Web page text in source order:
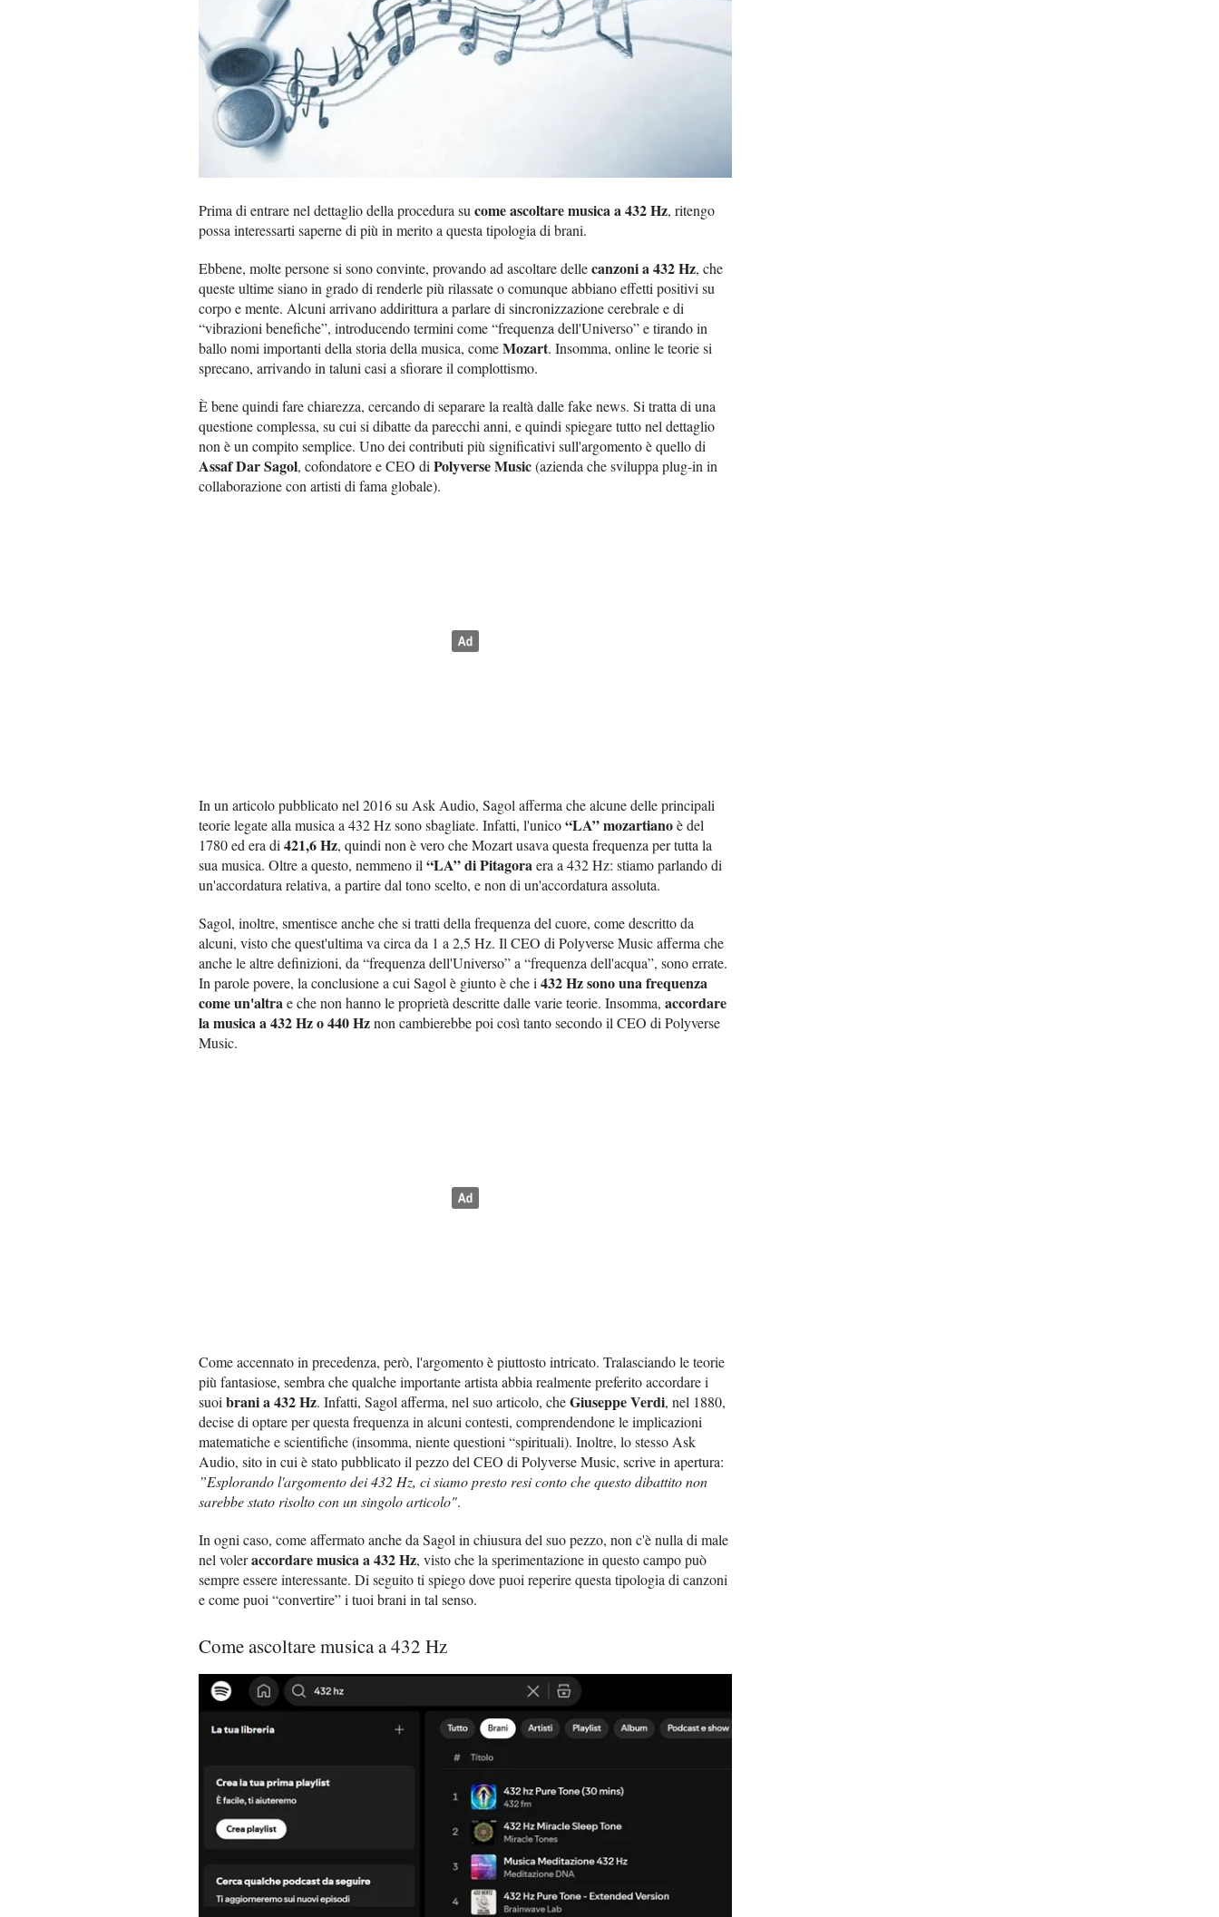
Prima di entrare nel dettaglio della procedura su come ascoltare musica a 432 Hz, ritengo
possa interessarti saperne di più in merito a questa tipologia di brani.
Ebbene, molte persone si sono convinte, provando ad ascoltare dellecanzoni a 432 Hz, che
queste ultime siano in grado di renderle più rilassate o comunque abbiano effetti positivi su
corpo e mente. Alcuni arrivano addirittura a parlare di sincronizzazione cerebrale e di
“vibrazioni benefiche”, introducendo termini come “frequenza dell'Universo” e tirando in
ballo nomi importanti della storia della musica, comeMozart. Insomma, online le teorie si
sprecano, arrivando in taluni casi a sfiorare il complottismo.
È bene quindi fare chiarezza, cercando di separare la realtà dalle fake news. Si tratta di una
questione complessa, su cui si dibatte da parecchi anni, e quindi spiegare tutto nel dettaglio
non è un compito semplice. Uno dei contributi più significativi sull'argomento è quello di
Assaf Dar Sagol, cofondatore e CEO di Polyverse Music(azienda che sviluppa plug-in in
collaborazione con artisti di fama globale).
In un articolo pubblicato nel 2016 su Ask Audio, Sagol afferma che alcune delle principali
teorie legate alla musica a 432 Hz sono sbagliate. Infatti, l'unico“LA” mozartianoè del
1780 ed era di 421,6 Hz, quindi non è vero che Mozart usava questa frequenza per tutta la
sua musica. Oltre a questo, nemmeno il “LA” di Pitagoraera a 432 Hz: stiamo parlando di
un'accordatura relativa, a partire dal tono scelto, e non di un'accordatura assoluta.
Sagol, inoltre, smentisce anche che si tratti della frequenza del cuore, come descritto da
alcuni, visto che quest'ultima va circa da 1 a 2,5 Hz. Il CEO di Polyverse Music afferma che
anche le altre definizioni, da “frequenza dell'Universo” a “frequenza dell'acqua”, sono errate.
In parole povere, la conclusione a cui Sagol è giunto è che i 432 Hz sono una frequenza
come un'altrae che non hanno le proprietà descritte dalle varie teorie. Insomma, accordare
la musica a 432 Hz o 440 Hznon cambierebbe poi così tanto secondo il CEO di Polyverse
Music.
Come accennato in precedenza, però, l'argomento è piuttosto intricato. Tralasciando le teorie
più fantasiose, sembra che qualche importante artista abbia realmente preferito accordare i
suoi brani a 432 Hz. Infatti, Sagol afferma, nel suo articolo, cheGiuseppe Verdi, nel 1880,
decise di optare per questa frequenza in alcuni contesti, comprendendone le implicazioni
matematiche e scientifiche (insomma, niente questioni “spirituali). Inoltre, lo stesso Ask
Audio, sito in cui è stato pubblicato il pezzo del CEO di Polyverse Music, scrive in apertura:
”Esplorando l'argomento dei 432 Hz, ci siamo presto resi conto che questo dibattito non
sarebbe stato risolto con un singolo articolo".
In ogni caso, come affermato anche da Sagol in chiusura del suo pezzo, non c'è nulla di male
nel voleraccordare musica a 432 Hz, visto che la sperimentazione in questo campo può
sempre essere interessante. Di seguito ti spiego dove puoi reperire questa tipologia di canzoni
e come puoi “convertire” i tuoi brani in tal senso.
Come ascoltare musica a 432 Hz